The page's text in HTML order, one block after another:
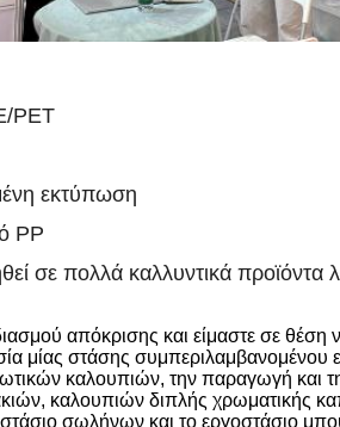
PET
εκτύπωση
PP
σε πολλά καλλυντικά προϊόντα
απόκρισης και είμαστε σε θέση
μίας στάσης
καλουπιών, την παραγωγή και
καλουπιών διπλής χρωματικής
σωλήνων και το εργοστάσιο